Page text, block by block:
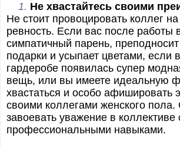
1. Не хвастайтесь своими
Не стоит провоцировать коллег на
ревность. Если вас после работы
симпатичный парень,
подарки и усыпает цветами, если
гардеробе появилась супер
вещь, или вы имеете идеальную
хвастаться и особо афишировать
своими коллегами женского пола.
завоевать уважение в коллективе
профессиональными навыками.